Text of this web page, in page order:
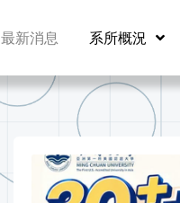
最新消息 系所概況